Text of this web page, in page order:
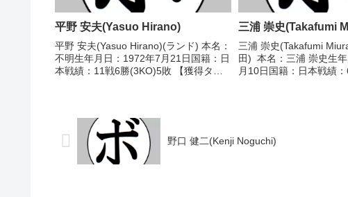
平野 安夫(Yasuo Hirano)
平野 安夫(Yasuo Hirano)(ランド) 本名：
不明生年月日：1972年7月21日国籍：日
本戦績：11戦6勝(3KO)5敗 【獲得タイ
三浦 崇史(Takafumi
三浦 崇史(Takafumi
田) 本名：三浦 崇史生
月10日国籍：日本戦績：
野口 健二(Kenji Noguchi)